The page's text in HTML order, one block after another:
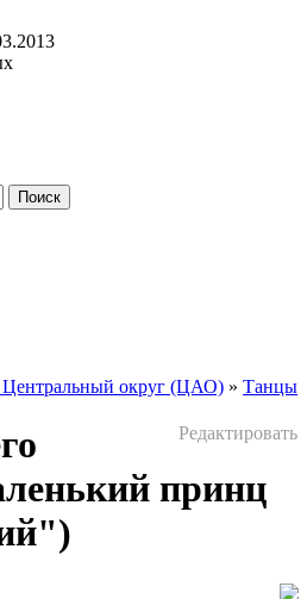
Центральный округ (ЦАО) » Танцы
Редактировать
принц